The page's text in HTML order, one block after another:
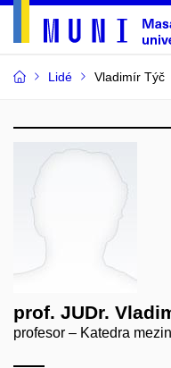
Lidé Vladimír Týč
prof. JUDr.
profesor – Katedra